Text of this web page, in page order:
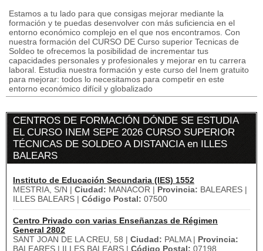
Estamos a tu lado para que consigas mejorar mediante la
formación y te puedas desenvolver con más suficiencia en el
entorno económico complejo en el que nos encontramos. Con
nuestra formación del CURSO DE Curso superior Tecnicas de
Soldeo te ofrecemos la posibilidad de incrementar tus
capacidades personales y profesionales y mejorar en tu carrera
laboral. Estudia nuestra formación y este curso del Inem gratuito
para mejorar: todos lo necesitamos para competir en este
entorno económico difícil y globalizado
CENTROS DE FORMACIÓN DÓNDE SE ESTUDIA
EL CURSO INEM SEPE 2026 CURSO SUPERIOR
TÉCNICAS DE SOLDEO A DISTANCIA en ILLES
BALEARS
Instituto de Educación Secundaria (IES) 1552
MESTRIA, S/N | Ciudad: MANACOR | Provincia: BALEARES |
ILLES BALEARS | Código Postal: 07500
Centro Privado con varias Enseñanzas de Régimen
General 2802
SANT JOAN DE LA CREU, 58 | Ciudad: PALMA | Provincia:
BALEARES | ILLES BALEARS | Código Postal: 07198